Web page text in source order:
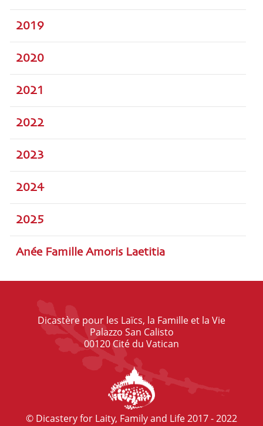
2019
2020
2021
2022
2023
2024
2025
Anée Famille Amoris Laetitia
Dicastère pour les Laïcs, la Famille et la Vie
Palazzo San Calisto
00120 Cité du Vatican
© Dicastery for Laity, Family and Life 2017 - 2022